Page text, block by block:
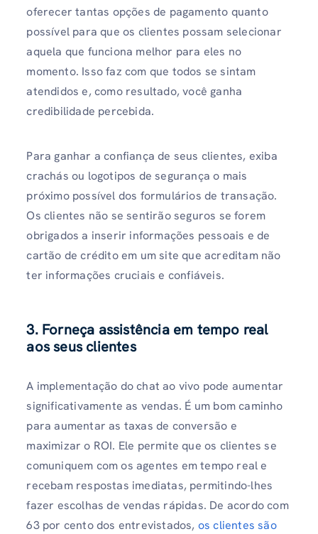
oferecer tantas opções de pagamento quanto
possível para que os clientes possam selecionar
aquela que funciona melhor para eles no
momento. Isso faz com que todos se sintam
atendidos e, como resultado, você ganha
credibilidade percebida.
Para ganhar a confiança de seus clientes, exiba
crachás ou logotipos de segurança o mais
próximo possível dos formulários de transação.
Os clientes não se sentirão seguros se forem
obrigados a inserir informações pessoais e de
cartão de crédito em um site que acreditam não
ter informações cruciais e confiáveis.
3. Forneça assistência em tempo real
aos seus clientes
A implementação do chat ao vivo pode aumentar
significativamente as vendas. É um bom caminho
para aumentar as taxas de conversão e
maximizar o ROI. Ele permite que os clientes se
comuniquem com os agentes em tempo real e
recebam respostas imediatas, permitindo-lhes
fazer escolhas de vendas rápidas. De acordo com
63 por cento dos entrevistados, os clientes são